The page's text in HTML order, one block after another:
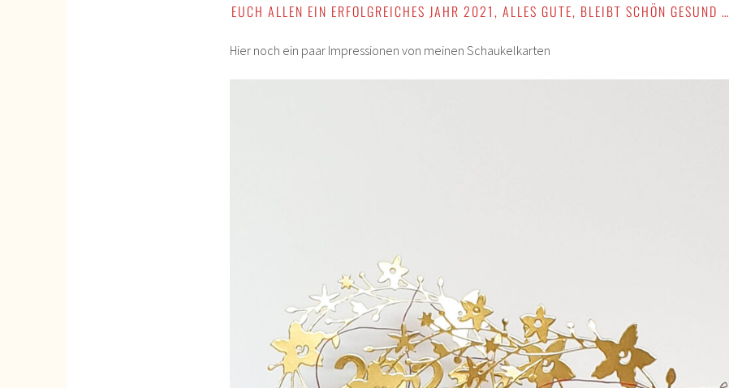
EUCH ALLEN EIN ERFOLGREICHES JAHR 2021, ALLES GUTE, BLEIBT SCHÖN GESUND …
Hier noch ein paar Impressionen von meinen Schaukelkarten